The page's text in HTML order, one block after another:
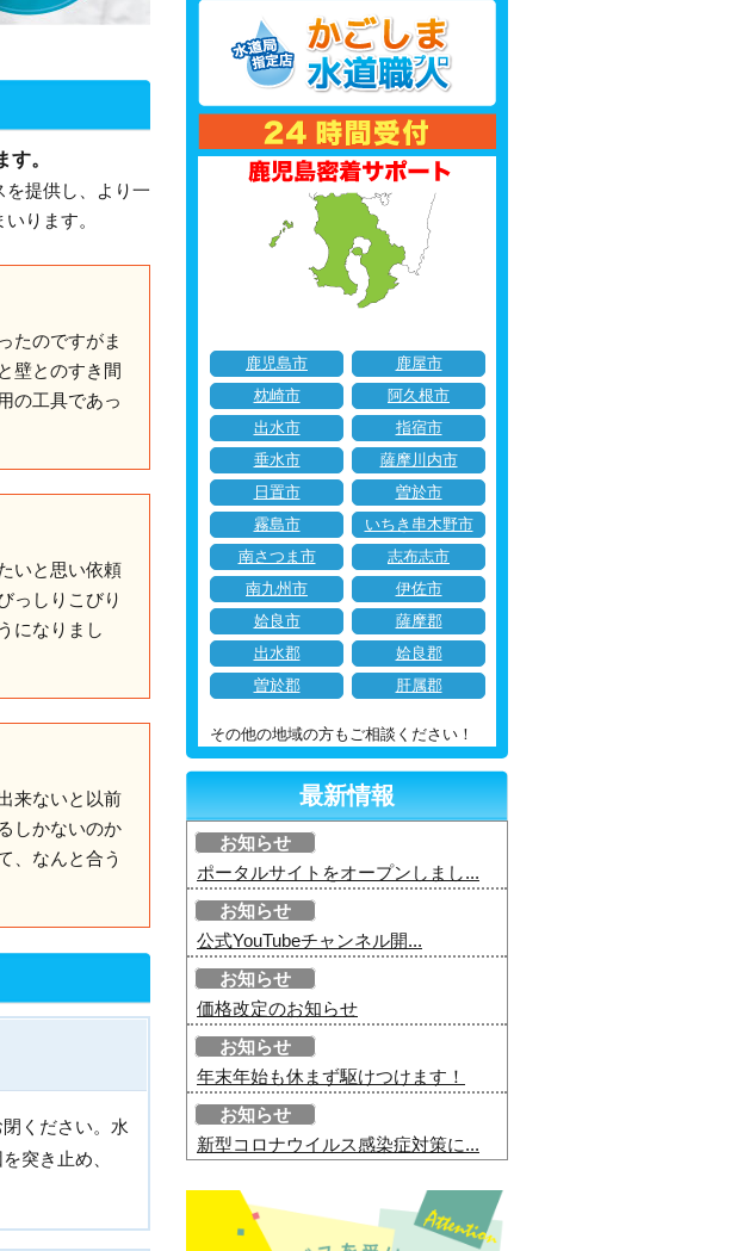
。
提供し、より一
ります。
たのですがま
壁とのすき間
の工具であっ
いと思い依頼
っしりこびり
になりまし
来ないと以前
しかないのか
、なんと合う
ください。水
突き止め、
鹿児島市
鹿屋市
枕崎市
阿久根市
出水市
指宿市
垂水市
薩摩川内市
日置市
曽於市
霧島市
いちき串木野市
南さつま市
志布志市
南九州市
伊佐市
姶良市
薩摩郡
出水郡
姶良郡
曽於郡
肝属郡
その他の地域の方もご相談ください！
最新情報
お知らせ
ポータルサイトをオープンしまし...
お知らせ
公式YouTubeチャンネル開...
お知らせ
価格改定のお知らせ
お知らせ
年末年始も休まず駆けつけます！
お知らせ
新型コロナウイルス感染症対策に...